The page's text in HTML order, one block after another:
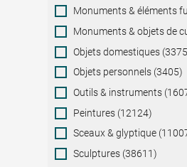
Monuments & éléments
Monuments & objets de
Objets domestiques
Objets personnels (3405)
Outils & instruments
Peintures (12124)
Sceaux & glyptique
Sculptures (38611)